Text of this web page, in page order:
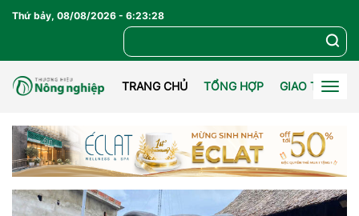
Thứ bảy, 08/08/2026 - 6:23:30
TRANG CHỦ TỔNG HỢP GIAO